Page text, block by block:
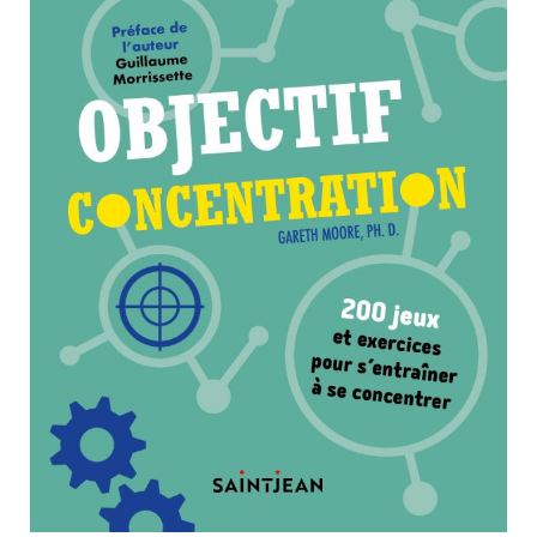
Nouveautés
Numérique
Livres audio
Meilleurs vendeurs
AUTEURS
À PROPOS
CONTACT